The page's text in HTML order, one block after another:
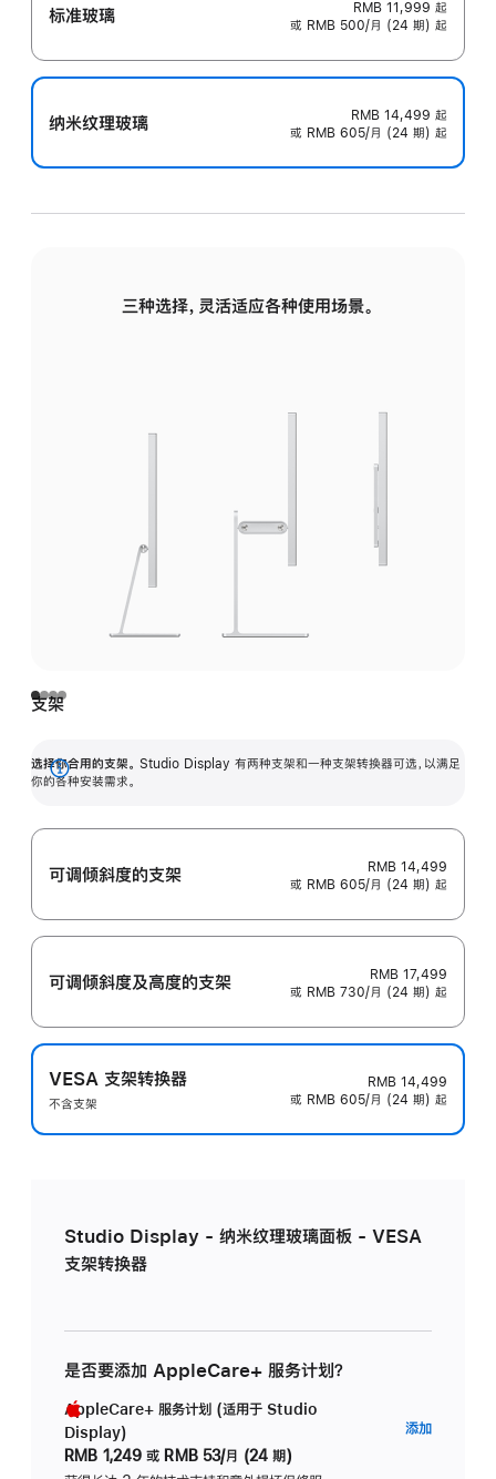
标准玻璃 RMB 11,999 起
或 RMB 500/月 (24 期) 起
纳米纹理玻璃 RMB 14,499 起
或 RMB 605/月 (24 期) 起
三种选择，灵活适应各种使用场景。
支架
选择你合用的支架。 Studio Display 有两种支架和一种支架转换器可选，以满足
你的各种安装需求。
展
可调倾斜度的支架
RMB 14,499
或 RMB 605/月 (24 期) 起
可调倾斜度及高‍度的支‍架
RMB 17,499
或 RMB 730/月 (24 期) 起
VESA 支架转换器
不含支架
RMB 14,499
或 RMB 605/月 (24 期) 起
Studio Display - 纳米纹理玻璃面板 - VESA
支架转换器
是否要添加 AppleCare+ 服务计划？
AppleCare+ 服务计划 (适用于 Studio
Display)
RMB 1,249 或 RMB 53/月 (24 期)
添加